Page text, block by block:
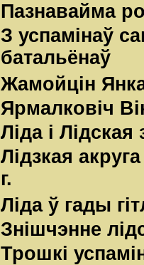
Пазнавайма
З успамінаў
батальёнаў
Жамойцін
Ярмалковіч
Ліда і Лідская
Лідзкая
г.
Ліда ў гады
Знішчэнне
Трошкі